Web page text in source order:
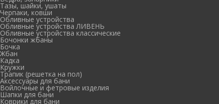
Тазы, шайки, ушаты
Черпаки, ковши
Обливные устройства
Обливные устройства ЛИВЕНЬ
Обливные устройства классические
Бочонки жбаны
Бочка
Жбан
Кадка
Кружки
Трапик (решетка на пол)
Аксессуары для бани
Войлочные и фетровые изделия
Шапки для бани
Коврики для бани